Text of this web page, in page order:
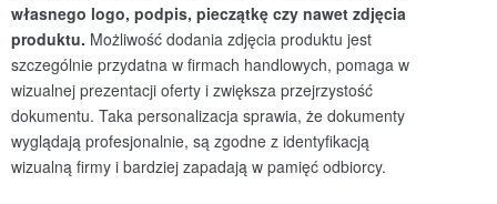
własnego logo, podpis, pieczątkę czy nawet zdjęcia
produktu. Możliwość dodania zdjęcia produktu jest
szczególnie przydatna w firmach handlowych, pomaga w
wizualnej prezentacji oferty i zwiększa przejrzystość
dokumentu. Taka personalizacja sprawia, że dokumenty
wyglądają profesjonalnie, są zgodne z identyfikacją
wizualną firmy i bardziej zapadają w pamięć odbiorcy.